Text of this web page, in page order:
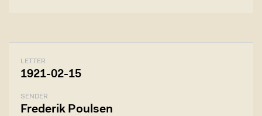
LETTER
1921-02-15
SENDER
Frederik Poulsen